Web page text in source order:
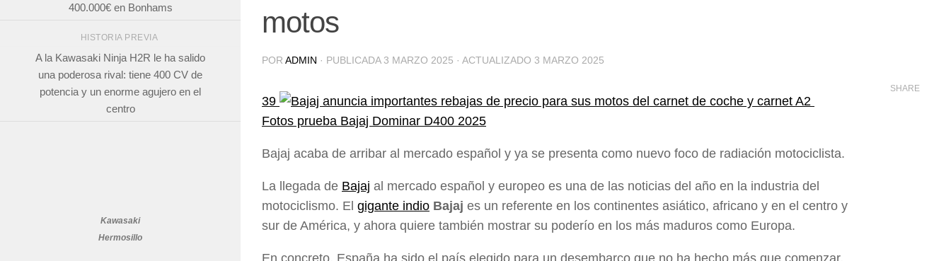
motos
POR ADMIN · PUBLICADA 3 MARZO 2025 · ACTUALIZADO 3 MARZO 2025
39
Fotos prueba Bajaj Dominar D400 2025
Bajaj acaba de arribar al mercado español y ya se presenta como nuevo foco de radiación motociclista.
La llegada de Bajaj al mercado español y europeo es una de las noticias del año en la industria del
motociclismo. El gigante indio Bajaj es un referente en los continentes asiático, africano y en el centro y
sur de América, y ahora quiere también mostrar su poderío en los más maduros como Europa.
En concreto, España ha sido el país elegido para un desembarco que no ha hecho más que comenzar,
SHARE
400.000€ en Bonhams
HISTORIA PREVIA
A la Kawasaki Ninja H2R le ha salido
una poderosa rival: tiene 400 CV de
potencia y un enorme agujero en el
centro
Kawasaki
Hermosillo